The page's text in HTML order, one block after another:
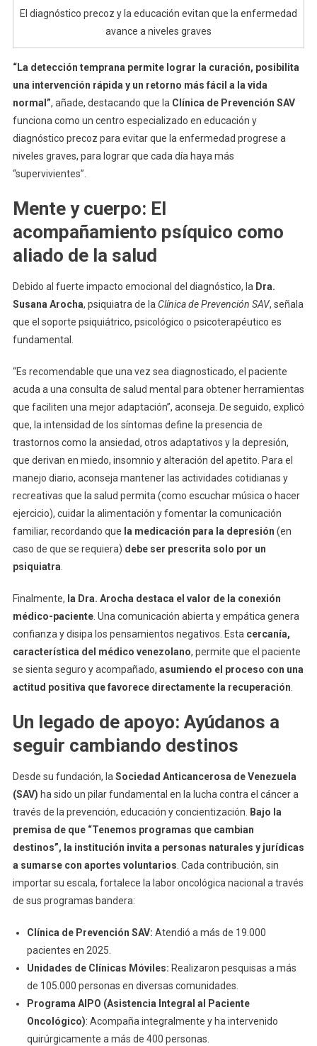
El diagnóstico precoz y la educación evitan que la enfermedad
avance a niveles graves
“La detección temprana permite lograr la curación, posibilita
una intervención rápida y un retorno más fácil a la vida
normal”, añade, destacando que la Clínica de Prevención SAV
funciona como un centro especializado en educación y
diagnóstico precoz para evitar que la enfermedad progrese a
niveles graves, para lograr que cada día haya más
“supervivientes”.
Mente y cuerpo: El
acompañamiento psíquico como
aliado de la salud
Debido al fuerte impacto emocional del diagnóstico, la Dra.
Susana Arocha, psiquiatra de la Clínica de Prevención SAV, señala
que el soporte psiquiátrico, psicológico o psicoterapéutico es
fundamental.
“Es recomendable que una vez sea diagnosticado, el paciente
acuda a una consulta de salud mental para obtener herramientas
que faciliten una mejor adaptación”, aconseja. De seguido, explicó
que, la intensidad de los síntomas define la presencia de
trastornos como la ansiedad, otros adaptativos y la depresión,
que derivan en miedo, insomnio y alteración del apetito. Para el
manejo diario, aconseja mantener las actividades cotidianas y
recreativas que la salud permita (como escuchar música o hacer
ejercicio), cuidar la alimentación y fomentar la comunicación
familiar, recordando que la medicación para la depresión (en
caso de que se requiera) debe ser prescrita solo por un
psiquiatra
Finalmente, la Dra. Arocha destaca el valor de la conexión
médico-paciente. Una comunicación abierta y empática genera
confianza y disipa los pensamientos negativos. Esta cercanía,
característica del médico venezolano, permite que el paciente
se sienta seguro y acompañado, asumiendo el proceso con una
actitud positiva que favorece directamente la recuperación
Un legado de apoyo: Ayúdanos a
seguir cambiando destinos
Desde su fundación, la Sociedad Anticancerosa de Venezuela
(SAV) ha sido un pilar fundamental en la lucha contra el cáncer a
través de la prevención, educación y concientización.
Bajo la
premisa de que “Tenemos programas que cambian
destinos”, la institución invita a personas naturales y jurídicas
a sumarse con aportes voluntarios . Cada contribución, sin
importar su escala, fortalece la labor oncológica nacional a través
de sus programas bandera:
Clínica de Prevención SAV: Atendió a más de 19.000
pacientes en 2025.
Unidades de Clínicas Móviles: Realizaron pesquisas a más
de 105.000 personas en diversas comunidades.
Programa AIPO (Asistencia Integral al Paciente
Oncológico): Acompaña integralmente y ha intervenido
quirúrgicamente a más de 400 personas.